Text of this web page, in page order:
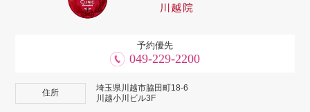
予約優先
049-229-2200
住所
埼玉県川越市脇田町18-6
川越小川ビル3F